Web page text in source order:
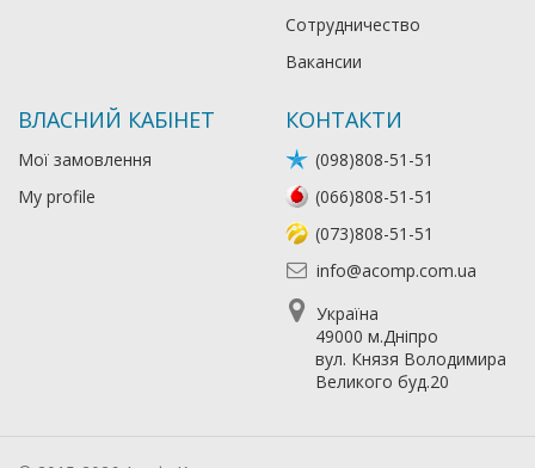
Сотрудничество
Вакансии
ВЛАСНИЙ КАБІНЕТ
Мої замовлення
My profile
КОНТАКТИ
(098)808-51-51
(066)808-51-51
(073)808-51-51
info@acomp.com.ua
Україна
49000 м.Дніпро
вул. Князя Володимира
Великого буд.20